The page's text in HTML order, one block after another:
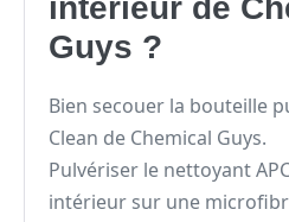
intérieur de
Guys ?
Bien secouer la bouteille
Clean de Chemical Guys.
Pulvériser le nettoyant
intérieur sur une